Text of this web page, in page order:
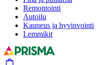
Remontointi
Autoilu
Kauneus ja hyvinvointi
Lemmikit